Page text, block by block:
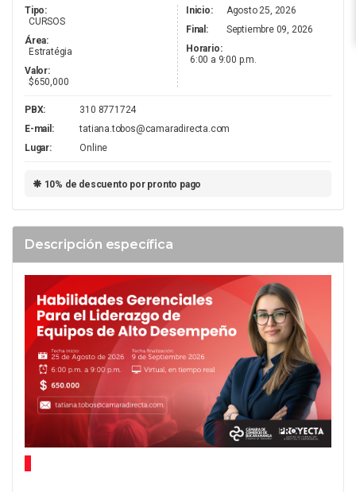
Tipo:
CURSOS
Área:
Estratégia
Valor:
$650,000
Inicio:
Agosto 25, 2026
Final:
Septiembre 09, 2026
Horario:
6:00 a 9:00 p.m.
PBX:
310 8771724
E-mail:
tatiana.tobos@camaradirecta.com
Lugar:
Online
10% de descuento por pronto pago
Descripción específica